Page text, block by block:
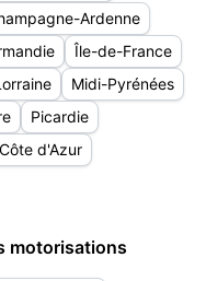
Ardenne
Île-de-France
Midi-Pyrénées
Picardie
d'Azur
motorisations